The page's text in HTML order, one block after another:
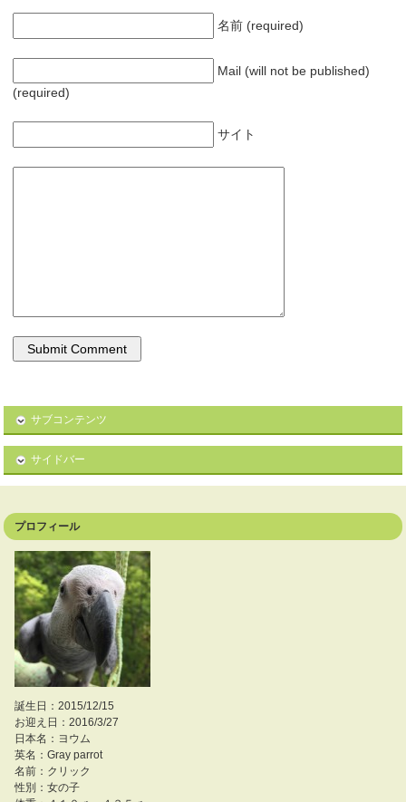
名前 (required)
Mail (will not be published)
(required)
サイト
サブコンテンツ
サイドバー
プロフィール
誕生日：2015/12/15
お迎え日：2016/3/27
日本名：ヨウム
英名：Gray parrot
名前：クリック
性別：女の子